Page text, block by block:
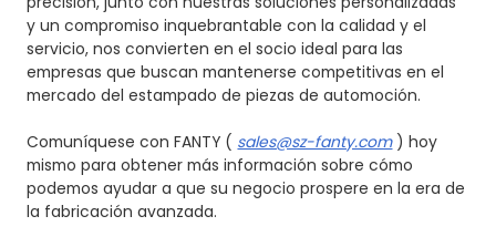
y un compromiso inquebrantable con la calidad y el
servicio, nos convierten en el socio ideal para las
empresas que buscan mantenerse competitivas en el
mercado del estampado de piezas de automoción.
Comuníquese con FANTY ( sales@sz-fanty.com) hoy
mismo para obtener más información sobre cómo
podemos ayudar a que su negocio prospere en la era de
la fabricación avanzada.